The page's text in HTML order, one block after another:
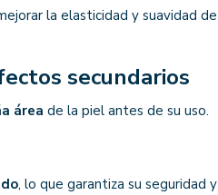
la elasticidad y suavidad de
secundarios
área de la piel antes de su uso.
, lo que garantiza su seguridad y